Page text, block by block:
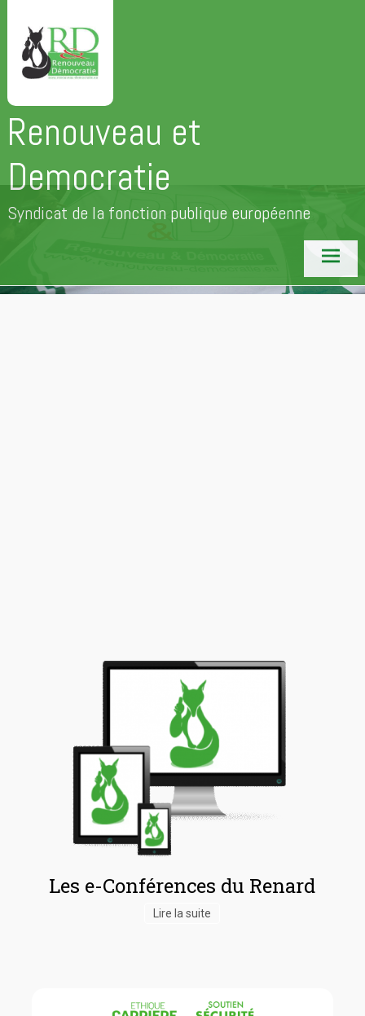
contenu
principal
Renouveau et
Democratie
Syndicat de la fonction publique européenne
Les e-Conférences du Renard
Lire la suite